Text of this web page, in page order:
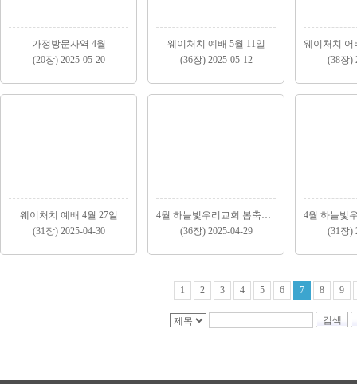
가정방문사역 4월
(20장) 2025-05-20
웨이처치 예배 5월 11일
(36장) 2025-05-12
(38장)
웨이처치 예배 4월 27일
(31장) 2025-04-30
4월 하늘빛우리교회 봄축제 (2)
(36장) 2025-04-29
(31장)
1 2 3 4 5 6 7 8 9
검색